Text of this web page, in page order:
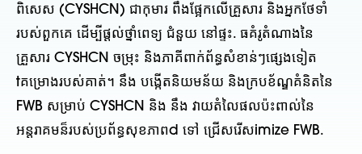
ពិសេស (CYSHCN ) ជាកុមារ ពឹងផ្អែកលើគ្រួសារ និងអ្នកថែទាំ
របស់ពួកគេ ដើម្បីផ្តល់ថ្នាំពេទ្យ ជំនួយ នៅផ្ទះ. ធគំរូតំណាងនៃ
គ្រួសារ CYSHCN ចម្រុះ និងភាគីពាក់ព័ន្ធសំខាន់ៗផ្សេងទៀត
tគម្រោងរបស់គាត់។ នឹង បង្កើតនិយមន័យ និងក្របខ័ណ្ឌគំនិតនៃ
FWB សម្រាប់ CYSHCN និង នឹង វាយតំលៃផលប៉ះពាល់នៃ
អន្តរាគមន៏របស់ប្រព័ន្ធសុខភាពd ទៅ ជ្រើសរើសimize FWB.